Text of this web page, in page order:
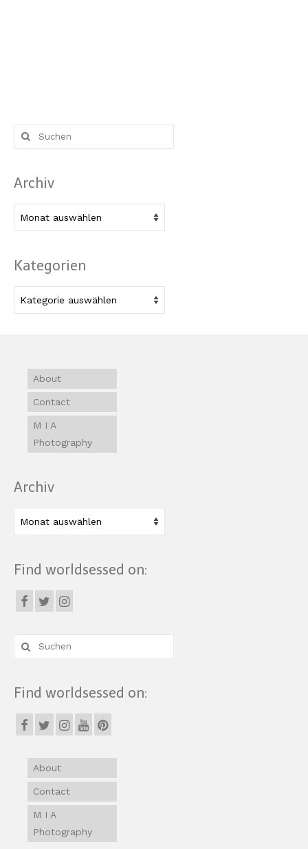
Suche
nach:
Archiv
Kategorien
About
Contact
M I A
Photography
Archiv
Find worldsessed on:
Suche
nach:
Find worldsessed on:
About
Contact
M I A
Photography